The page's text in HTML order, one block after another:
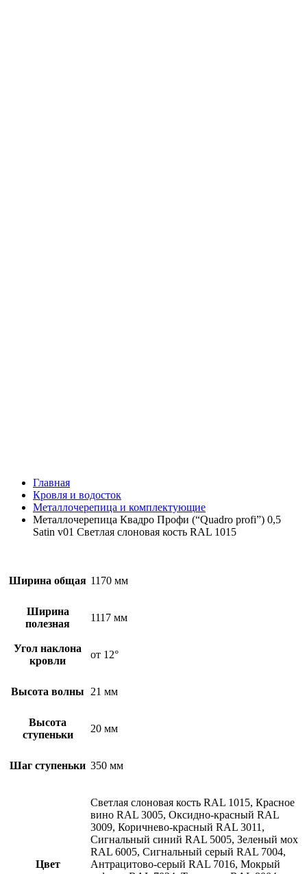
Главная
Кровля и водосток
Металлочерепица и комплектующие
Металлочерепица Квадро Профи (“Quadro profi”) 0,5
Satin v01 Светлая слоновая кость RAL 1015
Ширина общая 1170 мм
Ширина
полезная
1117 мм
Угол наклона
кровли
от 12°
Высота волны 21 мм
Высота
ступеньки
20 мм
Шаг ступеньки 350 мм
Цвет
Светлая слоновая кость RAL 1015, Красное
вино RAL 3005, Оксидно-красный RAL
3009, Коричнево-красный RAL 3011,
Сигнальный синий RAL 5005, Зеленый мох
RAL 6005, Сигнальный серый RAL 7004,
Антрацитово-серый RAL 7016, Мокрый